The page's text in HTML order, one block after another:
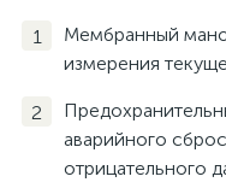
Мембранный
измерения
аварийного
отрицательного